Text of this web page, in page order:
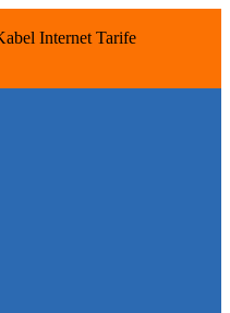
Internet Tarife